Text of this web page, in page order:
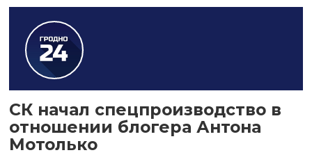
СК начал спецпроизводство в
отношении блогера Антона
Мотолько